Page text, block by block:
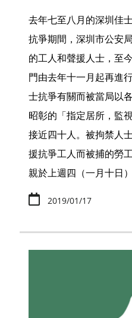
去年七至八月的深圳佳
抗爭期間，深圳市公安
的工人和聲援人士，至
門由去年十一月起再進
士抗爭有關而被當局以
昭彰的「指定居所，監
接近四十人。被拘禁人
援抗爭工人而被捕的勞
親於上週四（一月十日
2019/01/17